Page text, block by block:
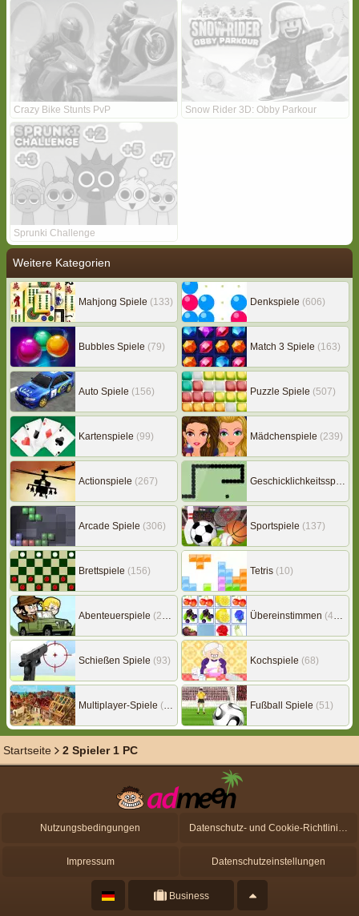
Crazy Bike Stunts PvP Snow Rider 3D: Obby Parkour
Sprunki Challenge
Weitere Kategorien
Mahjong Spiele (133) Denkspiele (606)
Bubbles Spiele (79) Match 3 Spiele (163)
Auto Spiele (156) Puzzle Spiele (507)
Kartenspiele (99) Mädchenspiele (239)
Actionspiele (267) Geschicklichkeitsspiele
Arcade Spiele (306) Sportspiele (137)
Brettspiele (156) Tetris (10)
Abenteuerspiele (217) Übereinstimmen (453)
Schießen Spiele (93) Kochspiele (68)
Multiplayer-Spiele (149) Fußball Spiele (51)
Startseite 2 Spieler 1 PC
Nutzungsbedingungen Datenschutz- und Cookie-Richtlinien
Impressum Datenschutzeinstellungen
Business